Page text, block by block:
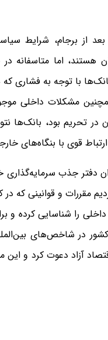
از برجام، شرایط
هستند، اما متاسفانه
با توجه به فشاری
همچنین مشکلات
بود، بانک‌ها
قوی با بنگاه‌های
دفتر جذب
و قوانینی که در
را شناسایی کرده و
در شاخص‌های
آزاد دعوت کرد و